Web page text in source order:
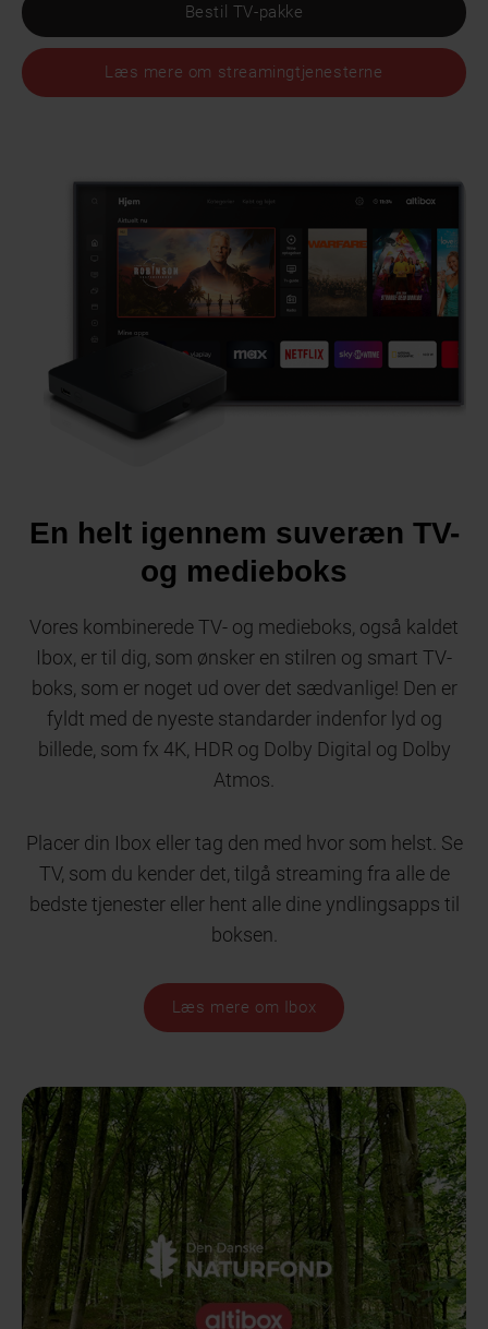
Bestil TV-pakke
Læs mere om streamingtjenesterne
En helt igennem suveræn TV-
og medieboks
Vores kombinerede TV- og medieboks, også kaldet
Ibox, er til dig, som ønsker en stilren og smart TV-
boks, som er noget ud over det sædvanlige! Den er
fyldt med de nyeste standarder indenfor lyd og
billede, som fx 4K, HDR og Dolby Digital og Dolby
Atmos.
Placer din Ibox eller tag den med hvor som helst. Se
TV, som du kender det, tilgå streaming fra alle de
bedste tjenester eller hent alle dine yndlingsapps til
boksen.
Læs mere om Ibox